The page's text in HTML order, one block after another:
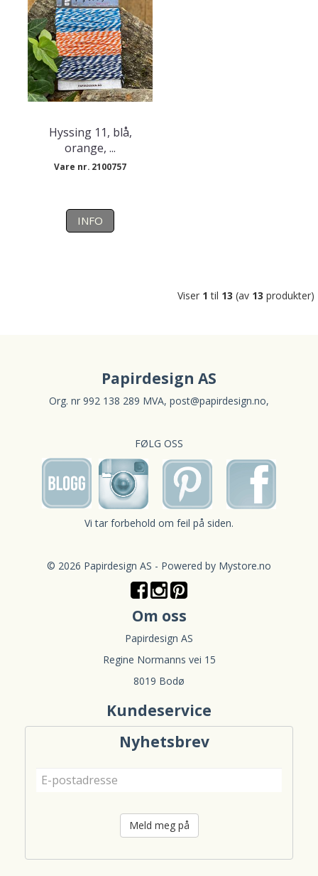
Hyssing 11, blå,
orange, ...
Vare nr. 2100757
INFO
Viser 1 til 13 (av 13 produkter)
Papirdesign AS
Org. nr 992 138 289 MVA, post@papirdesign.no,
FØLG OSS
Vi tar forbehold om feil på siden.
© 2026 Papirdesign AS - Powered by Mystore.no
Om oss
Papirdesign AS
Regine Normanns vei 15
8019 Bodø
Kundeservice
Nyhetsbrev
Meld meg på